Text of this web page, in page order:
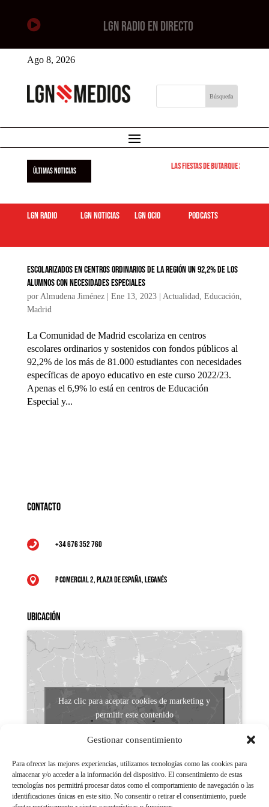
Gestionar consentimiento
Para ofrecer las mejores experiencias, utilizamos tecnologías como las cookies para
almacenar y/o acceder a la información del dispositivo. El consentimiento de estas
tecnologías nos permitirá procesar datos como el comportamiento de navegación o las
identificaciones únicas en este sitio. No consentir o retirar el consentimiento, puede
 LGN RADIO EN DIRECTO
Ago 8, 2026
ÚLTIMAS NOTICIAS Las Fiestas de Butarque 2026
LGN Radio LGN Noticias LGN ocio podcasts
Escolarizados en centros ordinarios de la región un 92,2% de los
alumnos con necesidades especiales
por Almudena Jiménez| Ene 13, 2023| Actualidad, Educación,
Madrid
La Comunidad de Madrid escolariza en centros
escolares ordinarios y sostenidos con fondos públicos al
92,2% de los más de 81.000 estudiantes con necesidades
específicas de apoyo educativo en este curso 2022/23.
Apenas el 6,9% lo está en centros de Educación
Especial y...
Contacto
 +34 676 352 760
 P Comercial 2, Plaza de España, Leganés
Ubicación
Haz clic para aceptar cookies de marketing y
permitir este contenido